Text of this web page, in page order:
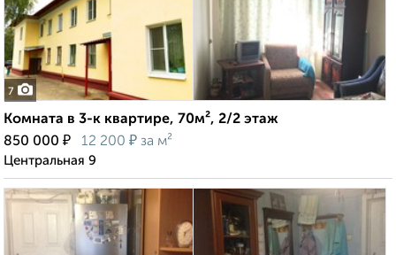
7
Комната в 3-к квартире, 70м², 2/2 этаж
850 000 ₽ 12 200 ₽ за м²
Центральная 9